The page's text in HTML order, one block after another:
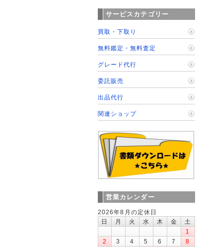
サービスカテゴリー
買取・下取り
無料鑑定・無料査定
グレード代行
委託販売
出品代行
関連ショップ
営業カレンダー
2026年8月の定休日
日
月 火 水 木 金
土
1
2
3 4 5 6 7
8